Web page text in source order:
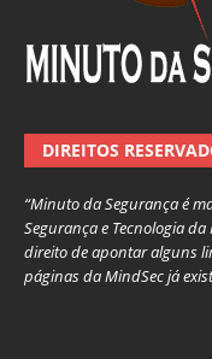
DIREITOS
“Minuto da Segurança é
Segurança e Tecnologia
direito de apontar alguns
páginas da MindSec já